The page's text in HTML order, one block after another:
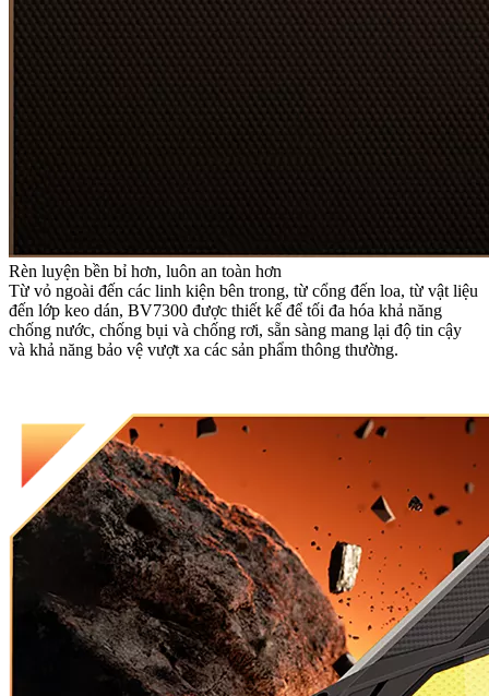
Rèn luyện bền bỉ hơn, luôn an toàn hơn
Từ vỏ ngoài đến các linh kiện bên trong, từ cổng đến loa, từ vật liệu
đến lớp keo dán, BV7300 được thiết kế để tối đa hóa khả năng
chống nước, chống bụi và chống rơi, sẵn sàng mang lại độ tin cậy
và khả năng bảo vệ vượt xa các sản phẩm thông thường.